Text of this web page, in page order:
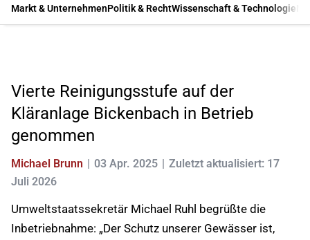
Markt & UnternehmenPolitik & RechtWissenschaft & Technologie
Vierte Reinigungsstufe auf der
Kläranlage Bickenbach in Betrieb
genommen
Michael Brunn 03 Apr. 2025
Zuletzt aktualisiert: 17
Juli 2026
Umweltstaatssekretär Michael Ruhl begrüßte die
Inbetriebnahme: „Der Schutz unserer Gewässer ist,